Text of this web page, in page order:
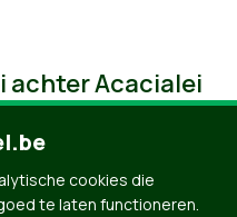
achter Acacialei
cookies die
te laten functioneren.